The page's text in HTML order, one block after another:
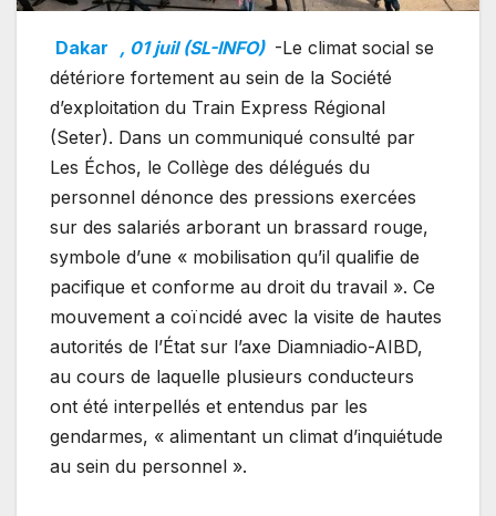
Dakar , 01 juil (SL-INFO) -Le climat social se
détériore fortement au sein de la Société
d’exploitation du Train Express Régional
(Seter). Dans un communiqué consulté par
Les Échos, le Collège des délégués du
personnel dénonce des pressions exercées
sur des salariés arborant un brassard rouge,
symbole d’une « mobilisation qu’il qualifie de
pacifique et conforme au droit du travail ». Ce
mouvement a coïncidé avec la visite de hautes
autorités de l’État sur l’axe Diamniadio-AIBD,
au cours de laquelle plusieurs conducteurs
ont été interpellés et entendus par les
gendarmes, « alimentant un climat d’inquiétude
au sein du personnel ».